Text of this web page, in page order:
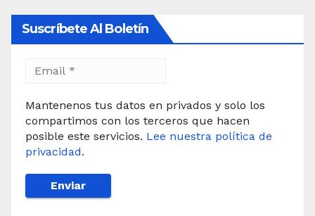
Suscríbete Al Boletín
Mantenenos tus datos en privados y solo los
compartimos con los terceros que hacen
posible este servicios. Lee nuestra política de
privacidad.